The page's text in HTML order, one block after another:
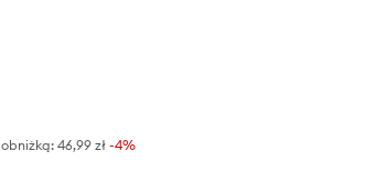
46,99 zł -4%